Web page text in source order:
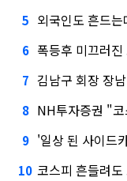
5 외국인도 흔드는
6 폭등후 미끄러
7 김남구 회장 장남
8 NH투자증권 "코스
9 '일상 된 사이드
10 코스피 흔들려